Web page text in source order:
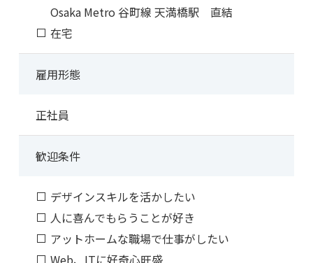
Osaka Metro 谷町線 天満橋駅 直結
在宅
雇用形態
正社員
歓迎条件
デザインスキルを活かしたい
人に喜んでもらうことが好き
アットホームな職場で仕事がしたい
Web、ITに好奇心旺盛